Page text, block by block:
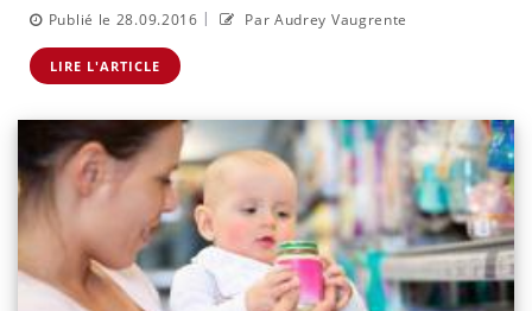
Publié le 28.09.2016 | Par Audrey Vaugrente
LIRE L'ARTICLE